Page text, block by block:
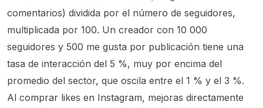
comentarios) dividida por el número de seguidores,
multiplicada por 100. Un creador con 10 000
seguidores y 500 me gusta por publicación tiene una
tasa de interacción del 5 %, muy por encima del
promedio del sector, que oscila entre el 1 % y el 3 %.
Al comprar likes en Instagram, mejoras directamente